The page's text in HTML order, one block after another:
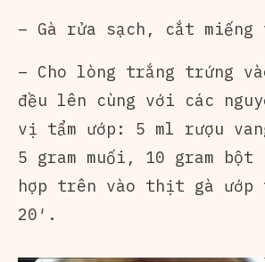
– Gà rửa sạch, cắt miếng
– Cho lòng trắng trứng
đều lên cùng với các
vị tẩm ướp: 5 ml rượu
5 gram muối, 10 gram bột
hợp trên vào thịt gà ướp
20′.